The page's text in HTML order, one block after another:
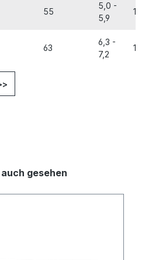
55
5,0 -
5,9
10,0
63
6,3 -
7,2
12,5
gesehen